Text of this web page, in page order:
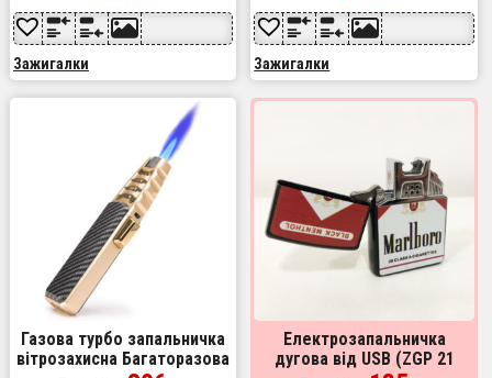
Зажигалки Зажигалки
Газова турбо запальничка
вітрозахисна Багаторазова
Електрозапальничка
дугова від USB (ZGP 21